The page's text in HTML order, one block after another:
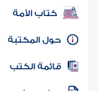
كتب PDF
كتاب الأمة
المكتبة